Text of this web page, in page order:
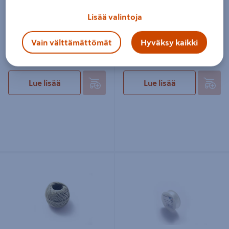
Pyykkinaru PÖSAMO PVC/A2
vaijeri 4mm 30m
Lue lisää
Kotitalousnaru PÖSAMO
1,5mm 60m
Lue lisää
Lisää valintoja
Vain välttämättömät Hyväksy kaikki